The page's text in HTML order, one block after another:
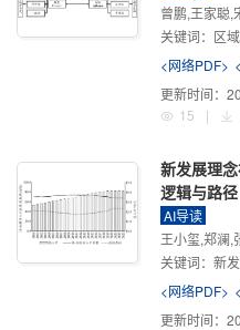
曾鹏,王家聪,
关键词： 区
<网络PDF>
更新时间：
15
|
新发展理
逻辑与路径
AI导读
王小玺,郑澜,
关键词： 新发
<网络PDF>
更新时间：